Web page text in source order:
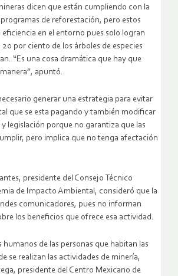
dicen que están cumpliendo con la
de reforestación, pero estos
eficiencia en el entorno pues solo logran
por ciento de los árboles de especies
“Es una cosa dramática que hay que
apuntó.
generar una estrategia para evitar
que se esta pagando y también modificar
legislación porque no garantiza que las
pero implica que no tenga afectación
presidente del Consejo Técnico
de Impacto Ambiental, consideró que la
comunicadores, pues no informan
los beneficios que ofrece esa actividad.
humanos de las personas que habitan las
se realizan las actividades de minería,
presidente del Centro Mexicano de